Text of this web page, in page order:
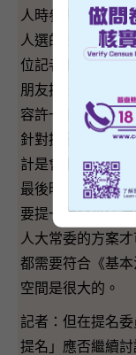
人時參考甚麼的
人選的條件等，
位記者朋友的意
朋友提出一個把
容許一個比較廣
針對提名程序這
計是會繼續的；
最後時，任何一
要提一個合乎法
人大常委的方案
都需要符合《基
空間是很大的。
記者：但在提名
提名」應否繼續討